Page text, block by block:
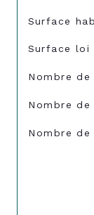
Surface
Surface loi
Nombre de
Nombre de
Nombre de